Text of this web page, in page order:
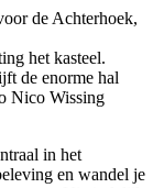
de Achterhoek,
het kasteel.
de enorme hal
Nico Wissing
in het
en wandel je